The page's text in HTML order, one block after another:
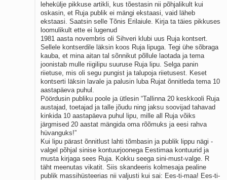
lehekülje pikkuse artikli, kus tõestasin nii põhjalikult kui
oskasin, et Ruja publik ei mängi ekstaasi, vaid läheb
ekstaasi. Saatsin selle Tõnis Erilaiule. Kirja ta täies pikkuses
loomulikult ette ei lugenud
1981 aasta novembris oli Sihveri klubi uus Ruja kontsert.
Sellele kontserdile läksin koos Ruja lipuga. Tegi ühe sõbraga
kauba, et mina aitan tal sõnnikut põllule laotada ja tema
joonistab mulle riigilipu suuruse Ruja lipu. Selga panin
riietuse, mis oli segu pungist ja talupoja riietusest. Keset
kontserti läksin lavale ja palusin luba Rujat õnnitleda tema 10
aastapäeva puhul.
Pöördusin publiku poole ja ütlesin “Tallinna 20 keskkooli Ruja
austajad, toetajad ja talle jõudu ning jaksu soovijad tahavad
kinkida 10 aastapäeva puhul lipu, mille all Ruja võiks
järgmised 20 aastat mängida oma rõõmuks ja eesi rahva
hüvanguks!”
Kui lipu pärast õnnitlust lahti tõmbasin ja publik lippu nägi -
valgel põhjal sinise kontuurjoonega Eestimaa kontuurid ja
musta kirjaga sees Ruja. Kokku seega sini-must-valge. R
täht meenutas vikatit. Siis skandeeris kolmesaja pealine
publik massihüsteerias nii valjusti kui sai: Ees-ti-maa! Ees-ti-